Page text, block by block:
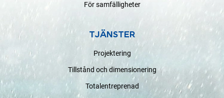
För samfälligheter
TJÄNSTER
Projektering
Tillstånd och dimensionering
Totalentreprenad